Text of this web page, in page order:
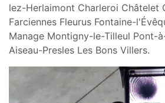
lez-Herlaimont Charleroi Châtelet
Farciennes Fleurus Fontaine-
Manage Montigny-le-Tilleul Pont-
Aiseau-Presles Les Bons Villers.